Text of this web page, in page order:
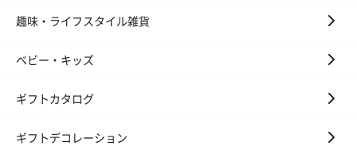
趣味・ライフスタイル雑貨
ベビー・キッズ
ギフトカタログ
ギフトデコレーション